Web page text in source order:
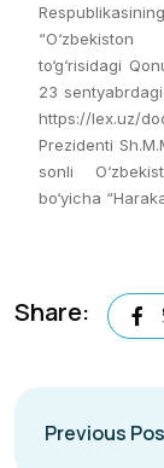
to‘g‘risidagi
23 sentyabrdagi
https://lex.uz/
Prezidenti
sonli
bo‘yicha
Share:
Previous